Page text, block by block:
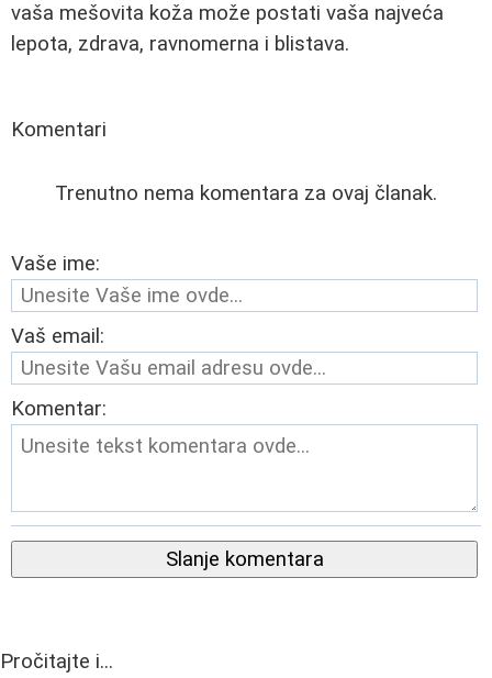
vaša mešovita koža može postati vaša najveća
lepota, zdrava, ravnomerna i blistava.
Komentari
Trenutno nema komentara za ovaj članak.
Vaše ime:
Vaš email:
Komentar:
Slanje komentara
Pročitajte i...